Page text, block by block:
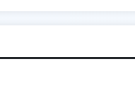
سایر شهرها